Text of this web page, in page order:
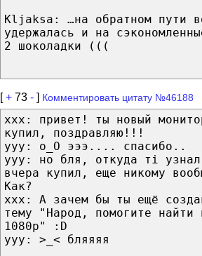
Kljaksa: …на обратном пути
удержалась и на
2 шоколадки (((
[+ 73 - ] Комментировать цитату №46188
xxx: привет! ты новый
купил, поздравляю!!!
yyy: о_О эээ.... спасибо..
yyy: но бля, откуда ті
вчера купил, еще никому
Как?
xxx: А зачем бы ты ещё
тему "Народ, помогите
1080p" :D
yyy: >_< бляяяя